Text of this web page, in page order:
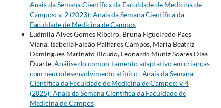
Anais da Semana Científica da Faculdade de Medicina de
Campos: v. 2 (2023): Anais da Semana Científica da
Faculdade de Medicina de Campos
Ludmila Alves Gomes Ribeiro, Bruna Figueiredo Paes
Viana, Isabella Falcão Palhares Campos, Maria Beatriz
Domingues Marinato Bicudo, Leonardo Muniz Soares Dias
Duarte,Análise do comportamento adaptativo em crianças
com neurodesenvolvimento atípico,Anais da Semana
Científica da Faculdade de Medicina de Campos: v. 4
(2025): Anais da Semana Científica da Faculdade de
Medicina de Campos